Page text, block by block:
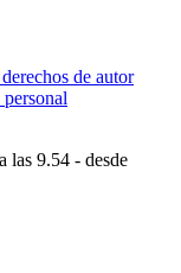
de autor
9.54 - desde